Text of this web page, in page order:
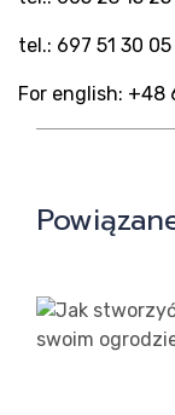
tel.: 697 51 30
For english: +48